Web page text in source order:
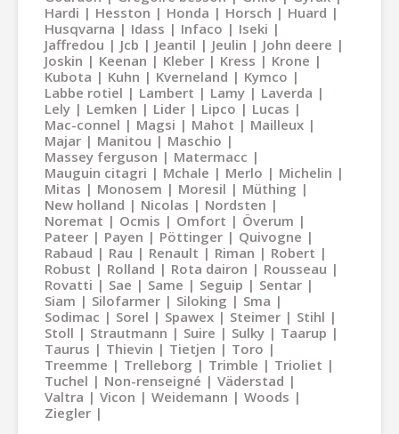
Hardi
Hesston Honda Horsch
Huard
Husqvarna
Idass Infaco
Iseki
Jaffredou
Jcb Jeantil Jeulin
John deere
Joskin
Keenan Kleber Kress
Krone
Kubota
Kuhn Kverneland
Kymco
Labbe rotiel
Lambert Lamy
Laverda
Lely
Lemken Lider Lipco
Lucas
Mac-connel
Magsi Mahot
Mailleux
Majar
Manitou
Maschio
Massey ferguson
Matermacc
Mauguin citagri
Mchale Merlo
Michelin
Mitas
Monosem Moresil
Müthing
New holland
Nicolas
Nordsten
Noremat
Ocmis Omfort
Överum
Pateer
Payen Pöttinger
Quivogne
Rabaud
Rau Renault Riman
Robert
Robust
Rolland Rota dairon
Rousseau
Rovatti
Sae Same Seguip
Sentar
Siam
Silofarmer Siloking
Sma
Sodimac
Sorel Spawex Steimer
Stihl
Stoll
Strautmann Suire Sulky
Taarup
Taurus
Thievin Tietjen
Toro
Treemme
Trelleborg Trimble
Trioliet
Tuchel
Non-renseigné
Väderstad
Valtra
Vicon Weidemann
Woods
Ziegler